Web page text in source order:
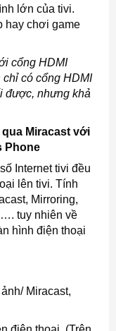
lớn của tivi.
hay chơi game
cổng HDMI
có cổng HDMI
được, nhưng khả
Miracast với
Phone
Internet tivi đều
lên tivi. Tính
Mirroring,
tuy nhiên về
hình điện thoại
Miracast,